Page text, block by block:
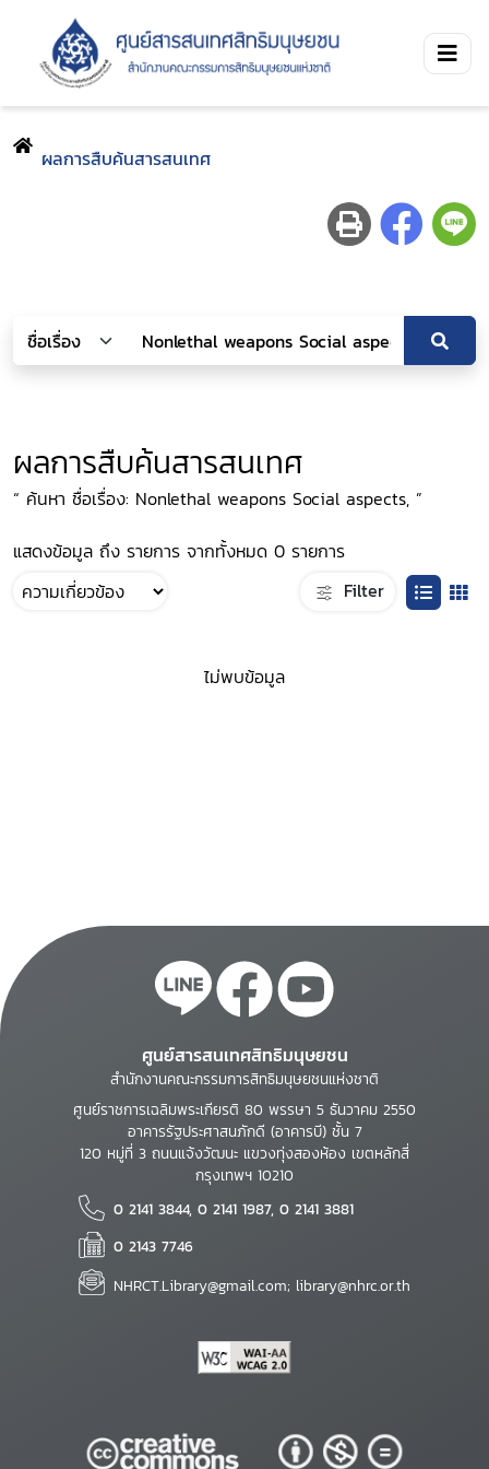
ผลการสืบค้นสารสนเทศ
ผลการสืบค้นสารสนเทศ
“ ค้นหา ชื่อเรื่อง: Nonlethal weapons Social aspects, ”
แสดงข้อมูล ถึง รายการ จากทั้งหมด 0 รายการ
Filter
ไม่พบข้อมูล
ศูนย์สารสนเทศสิทธิมนุษยชน
สำนักงานคณะกรรมการสิทธิมนุษยชนแห่งชาติ
ศูนย์ราชการเฉลิมพระเกียรติ 80 พรรษา 5 ธันวาคม 2550
อาคารรัฐประศาสนภักดี (อาคารบี) ชั้น 7
120 หมู่ที่ 3 ถนนแจ้งวัฒนะ แขวงทุ่งสองห้อง เขตหลักสี่
กรุงเทพฯ 10210
0 2141 3844, 0 2141 1987, 0 2141 3881
0 2143 7746
NHRCT.Library@gmail.com; library@nhrc.or.th